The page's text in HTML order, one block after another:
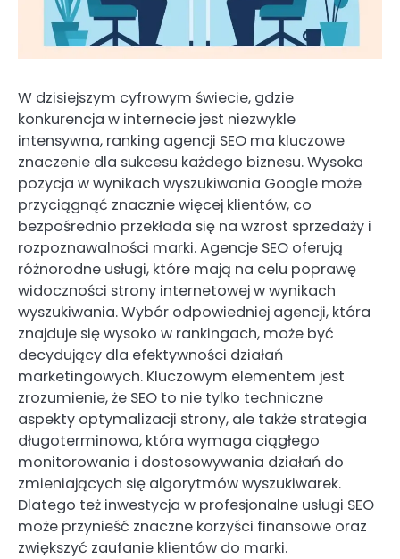
W dzisiejszym cyfrowym świecie, gdzie
konkurencja w internecie jest niezwykle
intensywna, ranking agencji SEO ma kluczowe
znaczenie dla sukcesu każdego biznesu. Wysoka
pozycja w wynikach wyszukiwania Google może
przyciągnąć znacznie więcej klientów, co
bezpośrednio przekłada się na wzrost sprzedaży i
rozpoznawalności marki. Agencje SEO oferują
różnorodne usługi, które mają na celu poprawę
widoczności strony internetowej w wynikach
wyszukiwania. Wybór odpowiedniej agencji, która
znajduje się wysoko w rankingach, może być
decydujący dla efektywności działań
marketingowych. Kluczowym elementem jest
zrozumienie, że SEO to nie tylko techniczne
aspekty optymalizacji strony, ale także strategia
długoterminowa, która wymaga ciągłego
monitorowania i dostosowywania działań do
zmieniających się algorytmów wyszukiwarek.
Dlatego też inwestycja w profesjonalne usługi SEO
może przynieść znaczne korzyści finansowe oraz
zwiększyć zaufanie klientów do marki.